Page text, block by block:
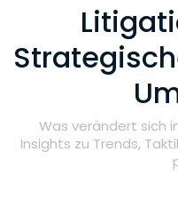
Was verändert sich
Insights zu Trends,